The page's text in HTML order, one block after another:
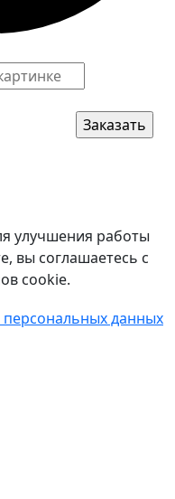
улучшения работы
вы соглашаетесь с
cookie.
данных